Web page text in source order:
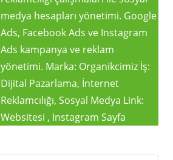
medya hesapları yönetimi. Google
Ads, Facebook Ads ve Instagram
Ads kampanya ve reklam
yönetimi. Marka: Organikcimiz İş:
Dijital Pazarlama, İnternet
Reklamcılığı, Sosyal Medya Link:
Websitesi , Instagram Sayfa